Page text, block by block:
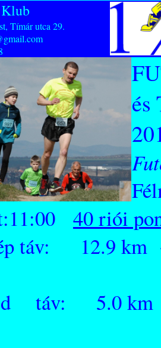
Klub
Tímár utca 29.
és
40 riói
táv: 12.9
táv: 5.0 km